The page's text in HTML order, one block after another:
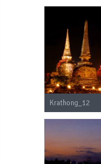
Krathong_12